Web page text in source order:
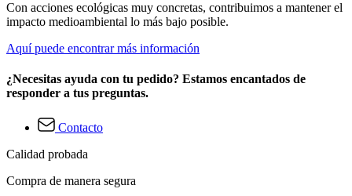
Con acciones ecológicas muy concretas, contribuimos a mantener el
impacto medioambiental lo más bajo posible.
Aquí puede encontrar más información
¿Necesitas ayuda con tu pedido? Estamos encantados de
responder a tus preguntas.
Contacto
Calidad probada
Compra de manera segura